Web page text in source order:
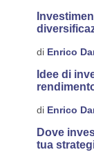
di Enrico
Idee di
di Enrico
Dove
tua